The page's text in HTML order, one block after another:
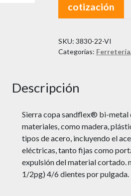
cotización
SKU: 3830-22-VI
Categorías: Ferretería,
Descripción
Sierra copa sandflex® bi-metal
materiales, como madera,
tipos de acero, incluyendo el
eléctricas, tanto fijas como
expulsión del material cortado.
1/2pg) 4/6 dientes por pulgada.